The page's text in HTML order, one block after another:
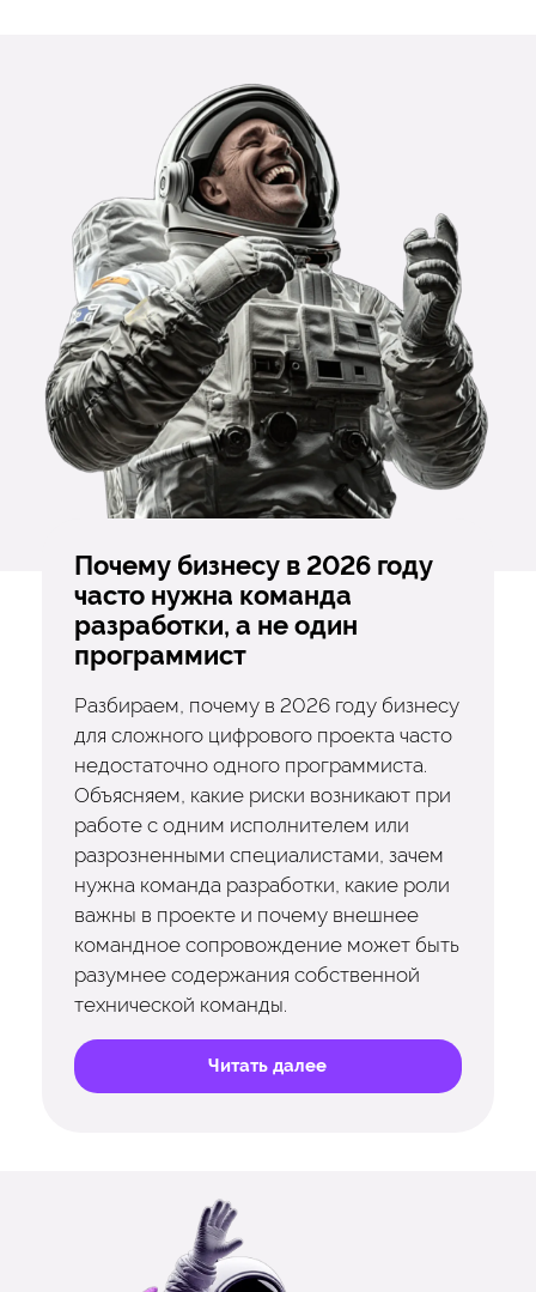
Почему бизнесу в 2026 году
часто нужна команда
разработки, а не один
программист
Разбираем, почему в 2026 году бизнесу
для сложного цифрового проекта часто
недостаточно одного программиста.
Объясняем, какие риски возникают при
работе с одним исполнителем или
разрозненными специалистами, зачем
нужна команда разработки, какие роли
важны в проекте и почему внешнее
командное сопровождение может быть
разумнее содержания собственной
технической команды.
Читать далее